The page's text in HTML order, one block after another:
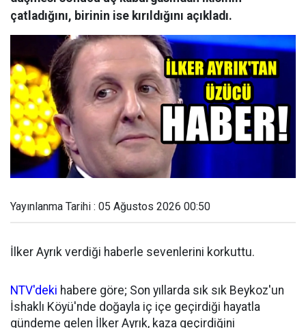
çatladığını, birinin ise kırıldığını açıkladı.
Yayınlanma Tarihi : 05 Ağustos 2026 00:50
İlker Ayrık verdiği haberle sevenlerini korkuttu.
NTV'deki habere göre; Son yıllarda sık sık Beykoz'un
İshaklı Köyü'nde doğayla iç içe geçirdiği hayatla
gündeme gelen İlker Ayrık, kaza geçirdiğini